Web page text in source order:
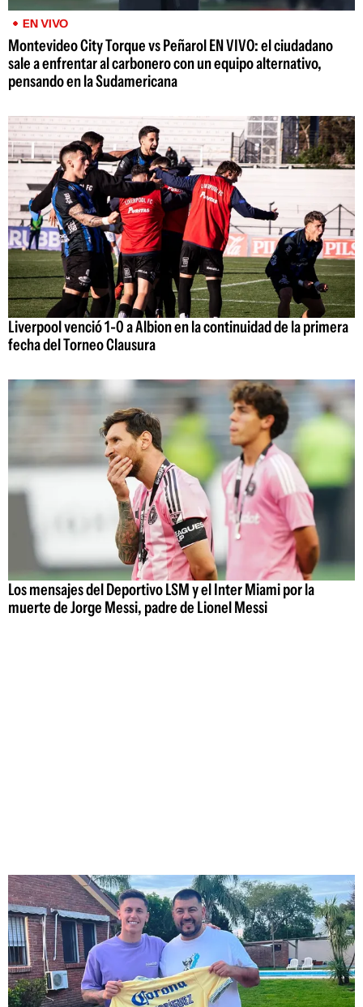
EN VIVO
Montevideo City Torque vs Peñarol EN VIVO: el ciudadano
sale a enfrentar al carbonero con un equipo alternativo,
pensando en la Sudamericana
Liverpool venció 1-0 a Albion en la continuidad de la primera
fecha del Torneo Clausura
Los mensajes del Deportivo LSM y el Inter Miami por la
muerte de Jorge Messi, padre de Lionel Messi